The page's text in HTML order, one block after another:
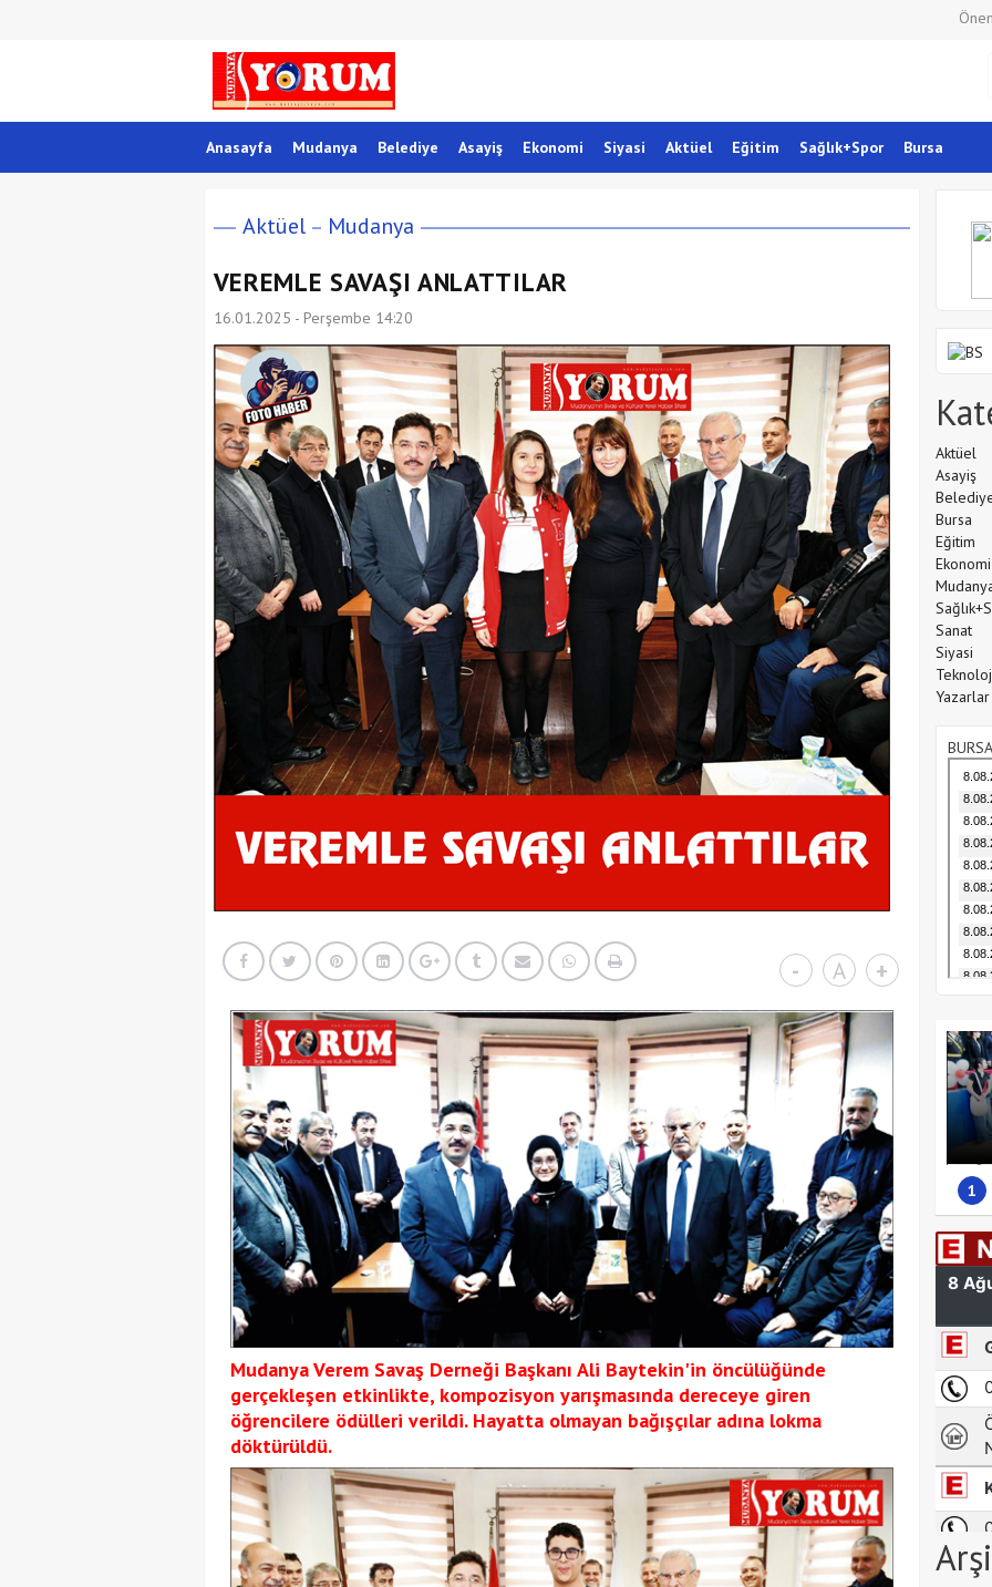
Anasayfa Mudanya Belediye Asayiş Ekonomi Siyasi Aktüel Eğitim Sağlık+Spor Bursa
Aktüel Mudanya
VEREMLE SAVAŞI ANLATTILAR
16.01.2025 - Perşembe 14:20
- A +
Mudanya Verem Savaş Derneği Başkanı Ali Baytekin'in öncülüğünde
gerçekleşen etkinlikte, kompozisyon yarışmasında dereceye giren
öğrencilere ödülleri verildi. Hayatta olmayan bağışçılar adına lokma
döktürüldü.
Aktüel
Asayiş
Bursa
Eğitim
Ekonomi
Sanat
Siyasi
Yazarlar
1